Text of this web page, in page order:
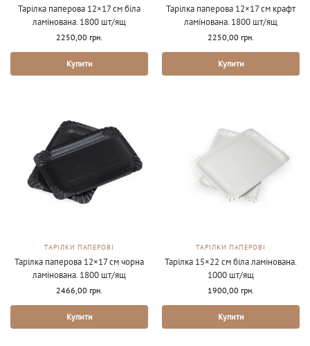
Тарілка паперова 12×17 см біла
ламінована. 1800 шт/ящ
2250,00 грн.
Купити
Тарілка паперова 12×17 см крафт
ламінована. 1800 шт/ящ
2250,00 грн.
Купити
ТАРІЛКИ ПАПЕРОВІ
Тарілка паперова 12×17 см чорна
ламінована. 1800 шт/ящ
2466,00 грн.
Купити
ТАРІЛКИ ПАПЕРОВІ
Тарілка 15×22 см біла ламінована.
1000 шт/ящ
1900,00 грн.
Купити